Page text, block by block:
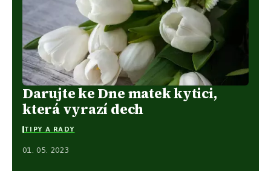
Darujte ke Dne matek kytici,
která vyrazí dech
TIPY A RADY
01. 05. 2023